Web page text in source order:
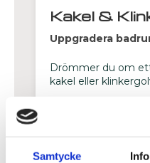
Samtycke
Kakel &
Uppgradera
Drömmer du om
kakel eller